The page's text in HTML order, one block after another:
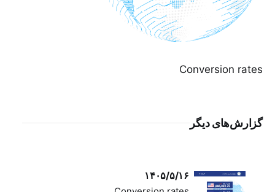
Conversion rates
گزارش‌های دیگر
۱۴۰۵/۵/۱۶